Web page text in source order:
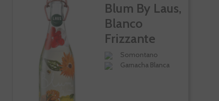
Blum By Laus,
Blanco
Frizzante
Somontano
Garnacha Blanca